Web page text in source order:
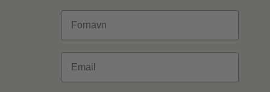
Fornavn
Email